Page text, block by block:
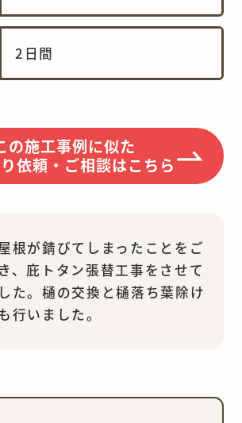
2日間
の施工事例に似た
依頼・ご相談はこちら
根が錆びてしまったことをご
、庇トタン張替工事をさせて
た。樋の交換と樋落ち葉除け
行いました。